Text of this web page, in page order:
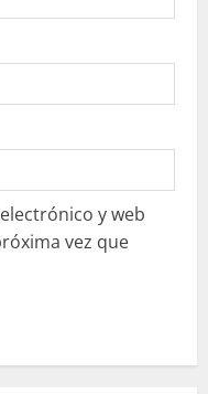
y web
vez que